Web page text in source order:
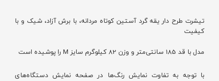
تیشرت طرح دار یقه گرد آستین کوتاه مردانه، با برش آزاد، شیک و با
کیفیت
مدل با قد 185 سانتی‌متر و وزن 82 کیلوگرم سایز M را پوشیده است
با توجه به تفاوت نمایش رنگ‌ها در صفحه نمایش دستگاه‌های